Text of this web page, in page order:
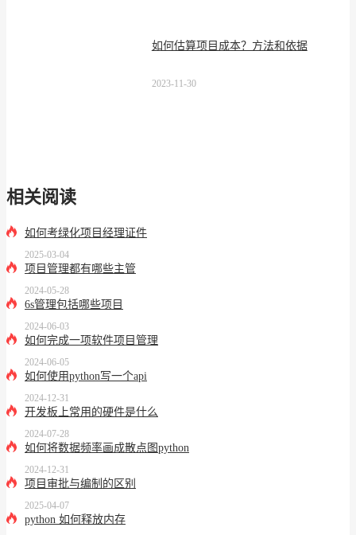
如何估算项目成本？方法和依据
2023-11-30
相关阅读
如何考绿化项目经理证件
2025-03-04
项目管理都有哪些主管
2024-05-28
6s管理包括哪些项目
2024-06-03
如何完成一项软件项目管理
2024-06-05
如何使用python写一个api
2024-12-31
开发板上常用的硬件是什么
2024-07-28
如何将数据频率画成散点图python
2024-12-31
项目审批与编制的区别
2025-04-07
python 如何释放内存